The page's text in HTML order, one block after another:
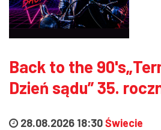
Back to the
Dzień sądu” 35.
28.08.2026 18:30Świecie